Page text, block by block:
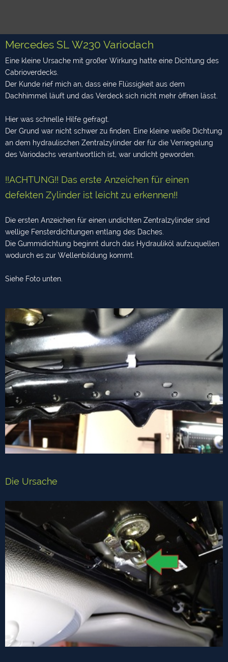
Mercedes SL W230 Variodach
Eine kleine Ursache mit großer Wirkung hatte eine Dichtung des
Cabrioverdecks.
Der Kunde rief mich an, dass eine Flüssigkeit aus dem
Dachhimmel läuft und das Verdeck sich nicht mehr öffnen lässt.
Hier was schnelle Hilfe gefragt.
Der Grund war nicht schwer zu finden. Eine kleine weiße Dichtung
an dem hydraulischen Zentralzylinder der für die Verriegelung
des Variodachs verantwortlich ist, war undicht geworden.
!!ACHTUNG!! Das erste Anzeichen für einen
defekten Zylinder ist leicht zu erkennen!!
Die ersten Anzeichen für einen undichten Zentralzylinder sind
wellige Fensterdichtungen entlang des Daches.
Die Gummidichtung beginnt durch das Hydrauliköl aufzuquellen
wodurch es zur Wellenbildung kommt.
Siehe Foto unten.
Die Ursache